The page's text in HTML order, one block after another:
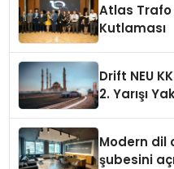
Atlas Trafo
Kutlaması
Drift NEU
2. Yarışı
Modern dil
şubesini